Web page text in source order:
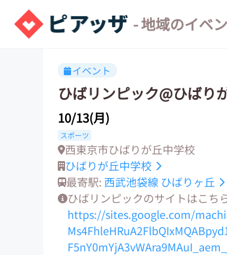
- 地域のイベ
イベント
ひばリンピック@ひばり
10/13(月)
スポーツ
西東京市ひばりが丘中学校
ひばりが丘中学校
最寄駅: 西武池袋線 ひばりヶ丘
ひばリンピックのサイトはこち
https://sites.google.com/